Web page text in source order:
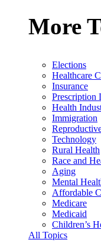
More
Elections
Healthcare
Insurance
Prescription
Health
Immigration
Technology
Rural Health
Race and
Aging
Mental
Affordable
Medicare
Medicaid
Children’s
All Topics